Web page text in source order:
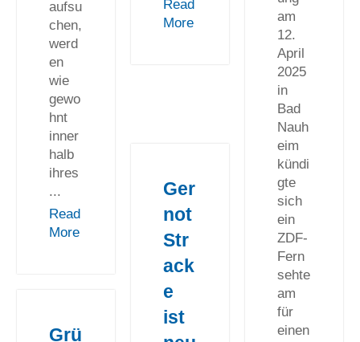
Read
More
aufsu
chen,
werd
en
wie
gewo
hnt
inner
halb
ihres
...
Read
More
am
12.
April
2025
in
Bad
Nauh
eim
kündi
gte
sich
ein
ZDF-
Fern
sehte
am
für
einen
Ger
not
Str
ack
e
ist
Grü